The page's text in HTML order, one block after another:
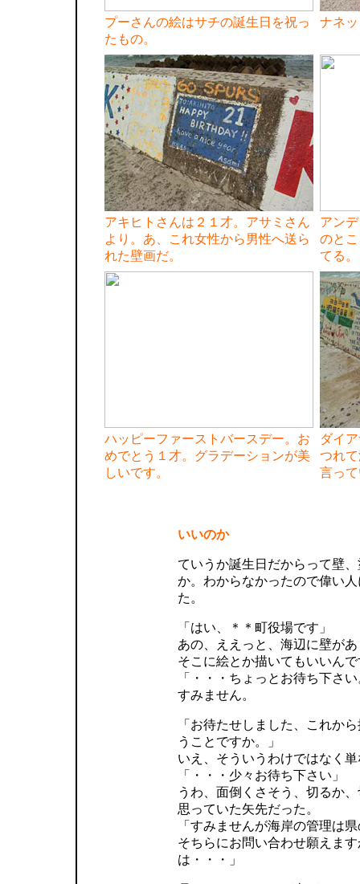
プーさんの絵はサチの誕生日を祝っ
たもの。
ナネ
アキヒトさんは２１才。アサミさん
より。あ、これ女性から男性へ送ら
れた壁画だ。
アン
のと
てる。
ハッピーファーストバースデー。お
めでとう１才。グラデーションが美
しいです。
ダイ
つれ
言っ
いいのか
ていうか誕生日だからって壁
か。わからなかったので偉い
た。
「はい、＊＊町役場です」
あの、ええっと、海辺に壁が
そこに絵とか描いてもいいん
「・・・ちょっとお待ち下さ
すみません。
「お待たせしました、これか
うことですか。」
いえ、そういうわけではなく
「・・・少々お待ち下さい」
うわ、面倒くさそう、切るか
思っていた矢先だった。
「すみませんが海岸の管理は
そちらにお問い合わせ願えま
は・・・」